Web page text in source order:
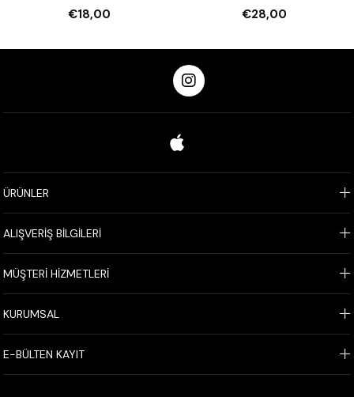
€18,00 €28,00
ÜRÜNLER
ALIŞVERİŞ BİLGİLERİ
MÜŞTERİ HİZMETLERİ
KURUMSAL
E-BÜLTEN KAYIT